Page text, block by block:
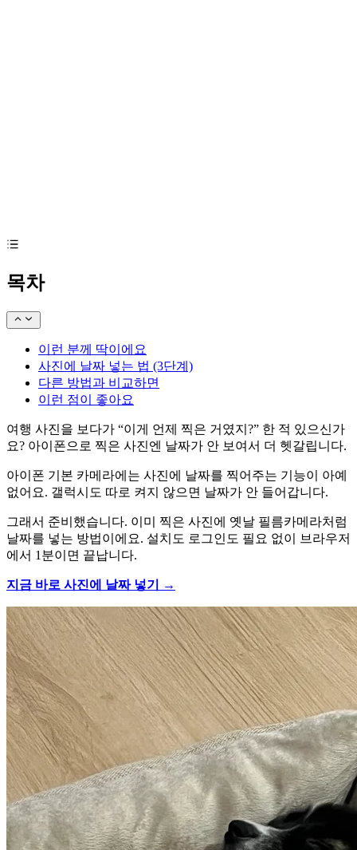
목차
이런 분께 딱이에요
사진에 날짜 넣는 법 (3단계)
다른 방법과 비교하면
이런 점이 좋아요
여행 사진을 보다가 “이게 언제 찍은 거였지?” 한 적 있으신가
요? 아이폰으로 찍은 사진엔 날짜가 안 보여서 더 헷갈립니다.
아이폰 기본 카메라에는 사진에 날짜를 찍어주는 기능이 아예
없어요. 갤럭시도 따로 켜지 않으면 날짜가 안 들어갑니다.
그래서 준비했습니다. 이미 찍은 사진에 옛날 필름카메라처럼
날짜를 넣는 방법이에요. 설치도 로그인도 필요 없이 브라우저
에서 1분이면 끝납니다.
지금 바로 사진에 날짜 넣기 →